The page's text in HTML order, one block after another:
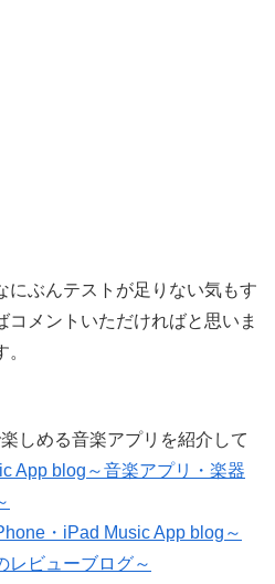
んテストが足りない気もす
コメントいただければと思いま
しめる音楽アプリを紹介して
App blog～音楽アプリ・楽器